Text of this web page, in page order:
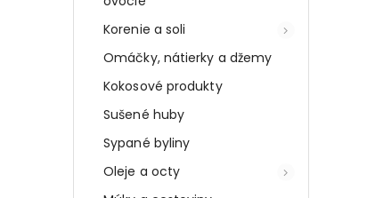
Korenie a soli
Omáčky, nátierky a džemy
Kokosové produkty
Sušené huby
Sypané byliny
Oleje a octy